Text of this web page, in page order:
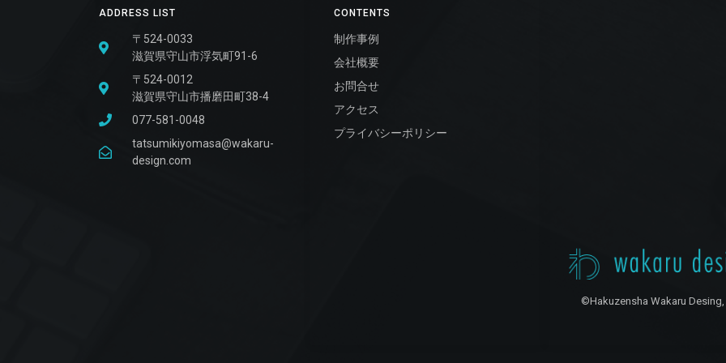
ADDRESS LIST
〒524-0033
滋賀県守山市浮気町91-6
〒524-0012
滋賀県守山市播磨田町38-4
077-581-0048
tatsumikiyomasa@wakaru-
design.com
CONTENTS
制作事例
会社概要
お問合せ
アクセス
プライバシーポリシー
©Hakuzensha Wakaru Desing,